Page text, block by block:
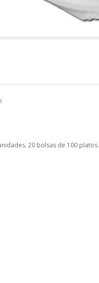
20 bolsas de 100 platos.